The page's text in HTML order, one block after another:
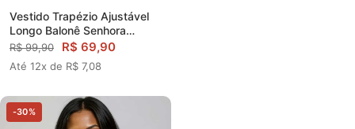
Vestido Trapézio Ajustável
Longo Balonê Senhora
Soltinho Viscose
R$ 99,90 R$ 69,90
Até 12x de R$ 7,08
-30%